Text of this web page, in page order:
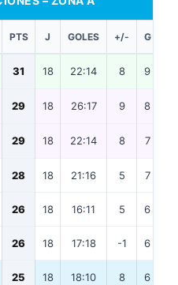
PTS J GOLES +/- G
31 18 22:14 8 9
29 18 26:17 9 8
29 18 22:14 8 7
28 18 21:16 5 7
26 18 16:11 5 6
26 18 17:18 -1 6
25 18 18:10 8 6